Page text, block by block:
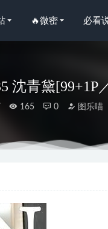
🔥微密 必看
沈青黛[99+1P
165 0 图乐喵
2022-05-06
2025-01-30